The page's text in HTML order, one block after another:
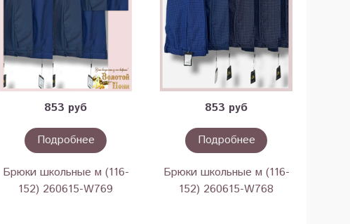
853 руб
Подробнее
Брюки школьные м (116-
152) 260615-W769
853 руб
Подробнее
Брюки школьные м (116-
152) 260615-W768